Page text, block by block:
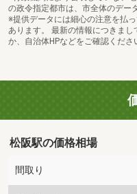
の政令指定都市は、市全体のデー
※提供データには細心の注意を払
あります。 最新の情報につきまし
か、自治体HPなどをご確認くださ
松阪駅の価格相場
間取り